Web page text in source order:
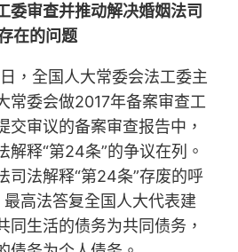
委审查并推动解决婚姻法司
在的问题
，全国人大常委会法工委主
常委会做2017年备案审查工
交审议的备案审查报告中，
解释“第24条”的争议在列。
司法解释“第24条”存废的呼
高法答复全国人大代表建
同生活的债务为共同债务，